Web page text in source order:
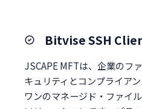
Bitvise SSH
JSCAPE MFTは、企業のフ
キュリティとコンプライア
ワンのマネージド・ファイ